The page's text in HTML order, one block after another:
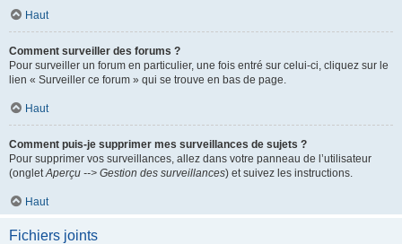
Haut
Comment surveiller des forums ?
Pour surveiller un forum en particulier, une fois entré sur celui-ci, cliquez sur le
lien « Surveiller ce forum » qui se trouve en bas de page.
Haut
Comment puis-je supprimer mes surveillances de sujets ?
Pour supprimer vos surveillances, allez dans votre panneau de l’utilisateur
(ongletAperçu --> Gestion des surveillances) et suivez les instructions.
Haut
Fichiers joints